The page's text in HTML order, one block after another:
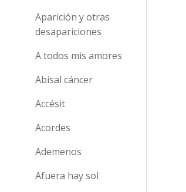
Aparición y otras
desapariciones
A todos mis amores
Abisal cáncer
Accésit
Acordes
Ademenos
Afuera hay sol